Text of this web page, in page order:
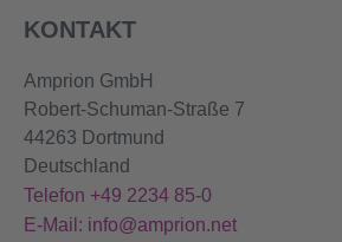
KONTAKT
Amprion GmbH
Robert-Schuman-Straße 7
44263 Dortmund
Deutschland
Telefon +49 2234 85-0
E-Mail: info@amprion.net